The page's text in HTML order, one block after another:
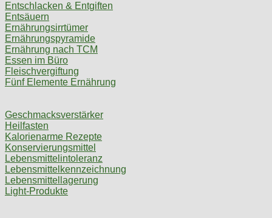
Entschlacken & Entgiften
Entsäuern
Ernährungsirrtümer
Ernährungspyramide
Ernährung nach TCM
Essen im Büro
Fleischvergiftung
Fünf Elemente Ernährung
Geschmacksverstärker
Heilfasten
Kalorienarme Rezepte
Konservierungsmittel
Lebensmittelintoleranz
Lebensmittelkennzeichnung
Lebensmittellagerung
Light-Produkte